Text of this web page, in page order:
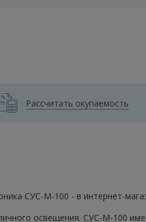
Рассчитать окупаемость
СУС-М-100 - в интернет-
освещения. СУС-М-100